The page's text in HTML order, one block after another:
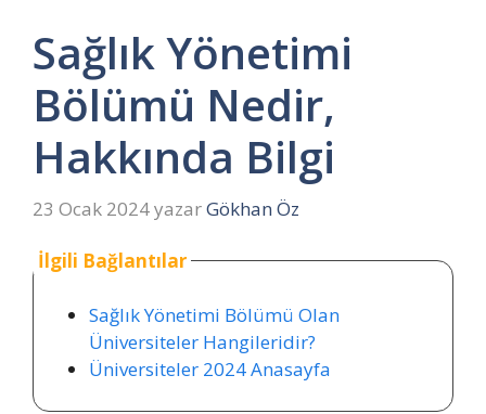
Sağlık Yönetimi
Bölümü Nedir,
Hakkında Bilgi
23 Ocak 2024yazarGökhan Öz
İlgili Bağlantılar
Sağlık Yönetimi Bölümü Olan
Üniversiteler Hangileridir?
Üniversiteler 2024 Anasayfa